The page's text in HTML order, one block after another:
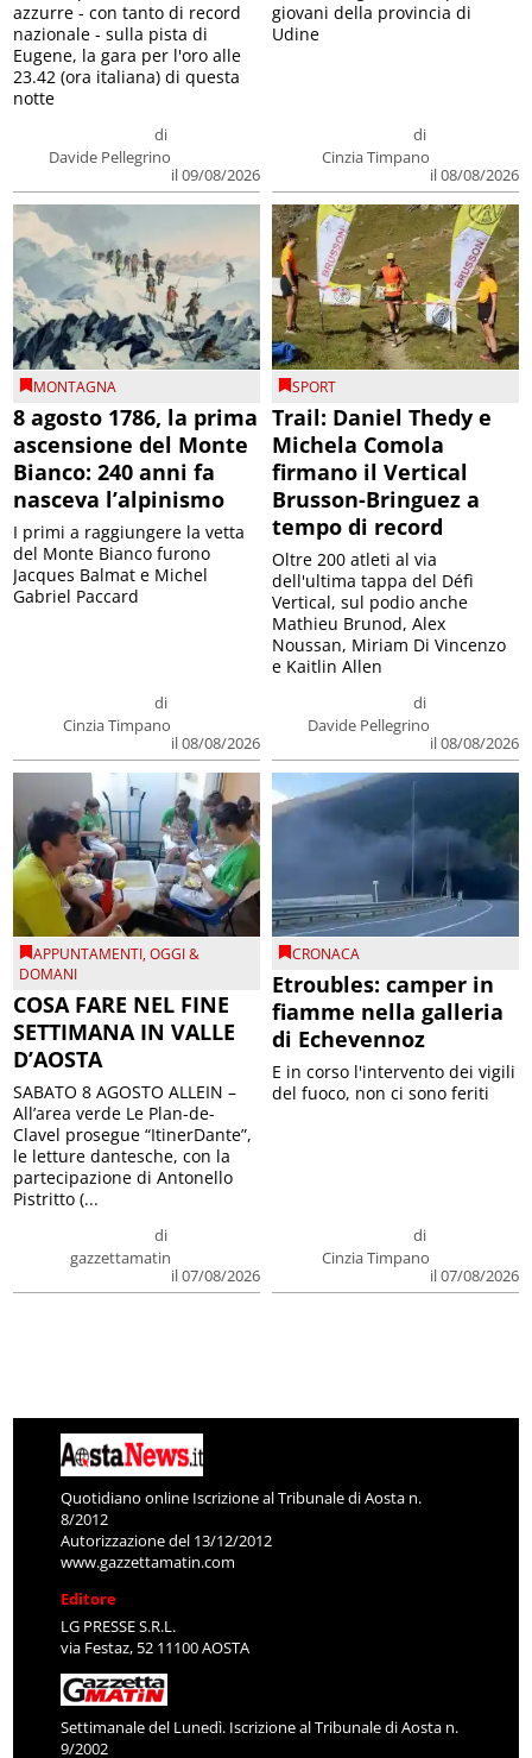
di
Davide Pellegrino
il 09/08/2026
azzurre - con tanto di record
nazionale - sulla pista di
Eugene, la gara per l'oro alle
23.42 (ora italiana) di questa
notte
di
Cinzia Timpano
il 08/08/2026
giovani della provincia di
Udine
MONTAGNA
8 agosto 1786, la prima
ascensione del Monte
Bianco: 240 anni fa
nasceva l’alpinismo
di
Cinzia Timpano
il 08/08/2026
I primi a raggiungere la vetta
del Monte Bianco furono
Jacques Balmat e Michel
Gabriel Paccard
SPORT
Trail: Daniel Thedy e
Michela Comola
firmano il Vertical
Brusson-Bringuez a
tempo di record
di
Davide Pellegrino
il 08/08/2026
Oltre 200 atleti al via
dell'ultima tappa del Défì
Vertical, sul podio anche
Mathieu Brunod, Alex
Noussan, Miriam Di Vincenzo
e Kaitlin Allen
APPUNTAMENTI,OGGI &
DOMANI
COSA FARE NEL FINE
SETTIMANA IN VALLE
D’AOSTA
di
gazzettamatin
il 07/08/2026
SABATO 8 AGOSTO ALLEIN –
All’area verde Le Plan-de-
Clavel prosegue “ItinerDante”,
le letture dantesche, con la
partecipazione di Antonello
Pistritto (...
CRONACA
Etroubles: camper in
fiamme nella galleria
di Echevennoz
di
Cinzia Timpano
il 07/08/2026
E in corso l'intervento dei vigili
del fuoco, non ci sono feriti
Quotidiano online Iscrizione al Tribunale di Aosta n.
8/2012
Autorizzazione del 13/12/2012
www.gazzettamatin.com
Editore
LG PRESSE S.R.L.
via Festaz, 52 11100 AOSTA
Settimanale del Lunedì. Iscrizione al Tribunale di Aosta n.
9/2002